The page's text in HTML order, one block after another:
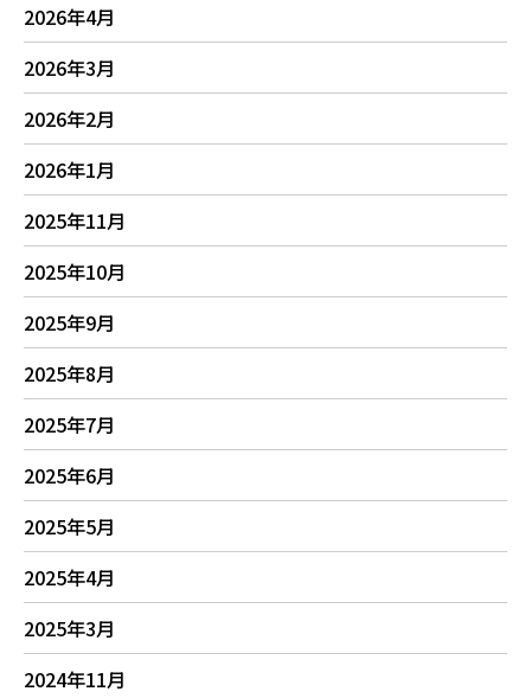
2026年4月
2026年3月
2026年2月
2026年1月
2025年11月
2025年10月
2025年9月
2025年8月
2025年7月
2025年6月
2025年5月
2025年4月
2025年3月
2024年11月